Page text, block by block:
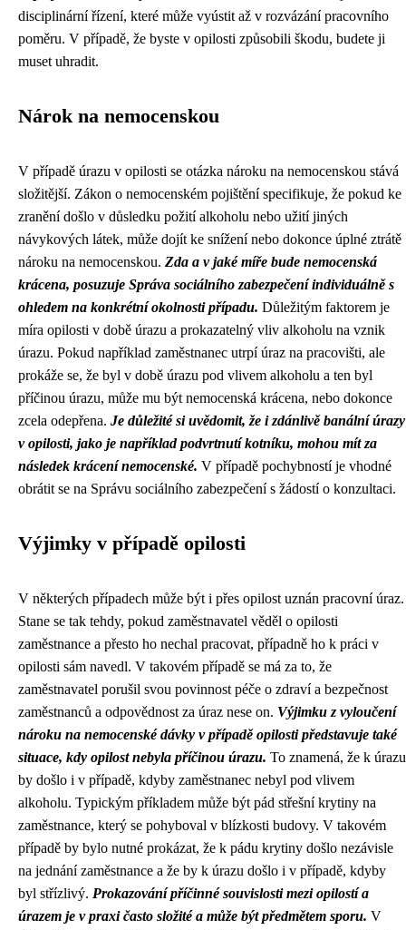
disciplinární řízení, které může vyústit až v rozvázání pracovního
poměru. V případě, že byste v opilosti způsobili škodu, budete ji
muset uhradit.
Nárok na nemocenskou
V případě úrazu v opilosti se otázka nároku na nemocenskou stává
složitější. Zákon o nemocenském pojištění specifikuje, že pokud ke
zranění došlo v důsledku požití alkoholu nebo užití jiných
návykových látek, může dojít ke snížení nebo dokonce úplné ztrátě
nároku na nemocenskou. Zda a v jaké míře bude nemocenská
krácena, posuzuje Správa sociálního zabezpečení individuálně s
ohledem na konkrétní okolnosti případu. Důležitým faktorem je
míra opilosti v době úrazu a prokazatelný vliv alkoholu na vznik
úrazu. Pokud například zaměstnanec utrpí úraz na pracovišti, ale
prokáže se, že byl v době úrazu pod vlivem alkoholu a ten byl
příčinou úrazu, může mu být nemocenská krácena, nebo dokonce
zcela odepřena. Je důležité si uvědomit, že i zdánlivě banální úrazy
v opilosti, jako je například podvrtnutí kotníku, mohou mít za
následek krácení nemocenské. V případě pochybností je vhodné
obrátit se na Správu sociálního zabezpečení s žádostí o konzultaci.
Výjimky v případě opilosti
V některých případech může být i přes opilost uznán pracovní úraz.
Stane se tak tehdy, pokud zaměstnavatel věděl o opilosti
zaměstnance a přesto ho nechal pracovat, případně ho k práci v
opilosti sám navedl. V takovém případě se má za to, že
zaměstnavatel porušil svou povinnost péče o zdraví a bezpečnost
zaměstnanců a odpovědnost za úraz nese on. Výjimku z vyloučení
nároku na nemocenské dávky v případě opilosti představuje také
situace, kdy opilost nebyla příčinou úrazu. To znamená, že k úrazu
by došlo i v případě, kdyby zaměstnanec nebyl pod vlivem
alkoholu. Typickým příkladem může být pád střešní krytiny na
zaměstnance, který se pohyboval v blízkosti budovy. V takovém
případě by bylo nutné prokázat, že k pádu krytiny došlo nezávisle
na jednání zaměstnance a že by k úrazu došlo i v případě, kdyby
byl střízlivý. Prokazování příčinné souvislosti mezi opilostí a
úrazem je v praxi často složité a může být předmětem sporu. V